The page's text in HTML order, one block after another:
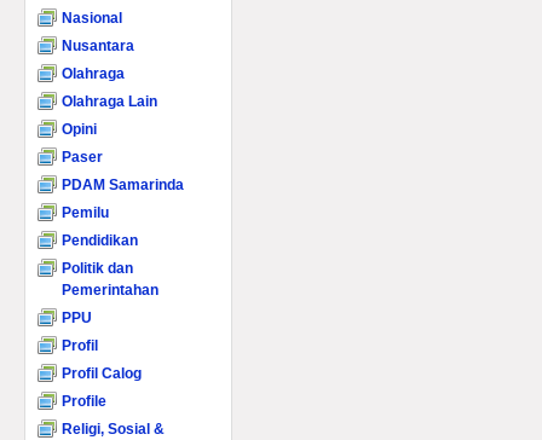
Nasional
Nusantara
Olahraga
Olahraga Lain
Opini
Paser
PDAM Samarinda
Pemilu
Pendidikan
Politik dan
Pemerintahan
PPU
Profil
Profil Calog
Profile
Religi, Sosial &